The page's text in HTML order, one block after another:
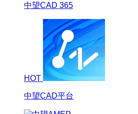
中望CAD 365
HOT
中望CAD平台